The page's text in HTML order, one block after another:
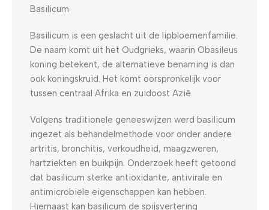
Basilicum
Basilicum is een geslacht uit de lipbloemenfamilie.
De naam komt uit het Oudgrieks, waarin Obasileus
koning betekent, de alternatieve benaming is dan
ook koningskruid. Het komt oorspronkelijk voor
tussen centraal Afrika en zuidoost Azië.
Volgens traditionele geneeswijzen werd basilicum
ingezet als behandelmethode voor onder andere
artritis, bronchitis, verkoudheid, maagzweren,
hartziekten en buikpijn. Onderzoek heeft getoond
dat basilicum sterke antioxidante, antivirale en
antimicrobiële eigenschappen kan hebben.
Hiernaast kan basilicum de spijsvertering